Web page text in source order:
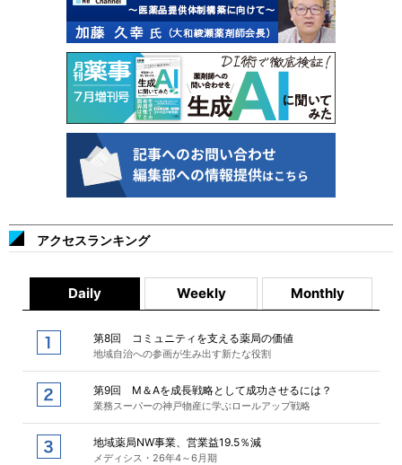
アクセスランキング
Daily Weekly Monthly
第8回 コミュニティを支える薬局の価値
地域自治への参画が生み出す新たな役割
第9回 M＆Aを成長戦略として成功させるには？
業務スーパーの神戸物産に学ぶロールアップ戦略
地域薬局NW事業、営業益19.5％減
メディシス・26年4～6月期